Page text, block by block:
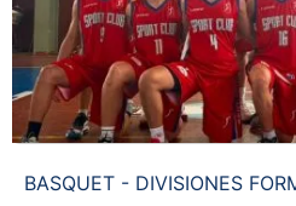
BASQUET - DIVISIONES